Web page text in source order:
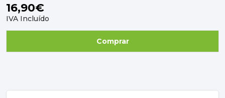
16,90€
IVA Incluído
Comprar